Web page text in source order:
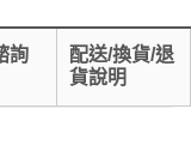
詢
配送/換貨/退
貨說明